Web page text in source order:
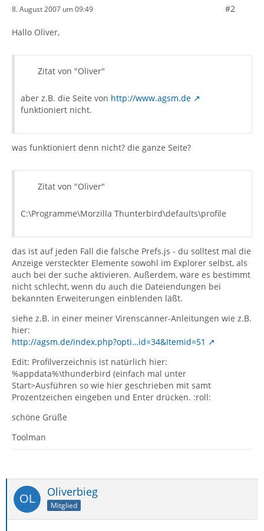
8. August 2007 um 09:49 #2
Hallo Oliver,
Zitat von "Oliver"
aber z.B. die Seite von http://www.agsm.de
funktioniert nicht.
was funktioniert denn nicht? die ganze Seite?
Zitat von "Oliver"
C:\Programme\Morzilla Thunterbird\defaults\profile
das ist auf jeden Fall die falsche Prefs.js - du solltest mal die
Anzeige versteckter Elemente sowohl im Explorer selbst, als
auch bei der suche aktivieren. Außerdem, wäre es bestimmt
nicht schlecht, wenn du auch die Dateiendungen bei
bekannten Erweiterungen einblenden läßt.
siehe z.B. in einer meiner Virenscanner-Anleitungen wie z.B.
hier:
http://agsm.de/index.php?opti…id=34&Itemid=51
Edit: Profilverzeichnis ist natürlich hier:
%appdata%\thunderbird (einfach mal unter
Start>Ausführen so wie hier geschrieben mit samt
Prozentzeichen eingeben und Enter drücken. :roll:
schöne Grüße
Toolman
Oliverbieg
Mitglied